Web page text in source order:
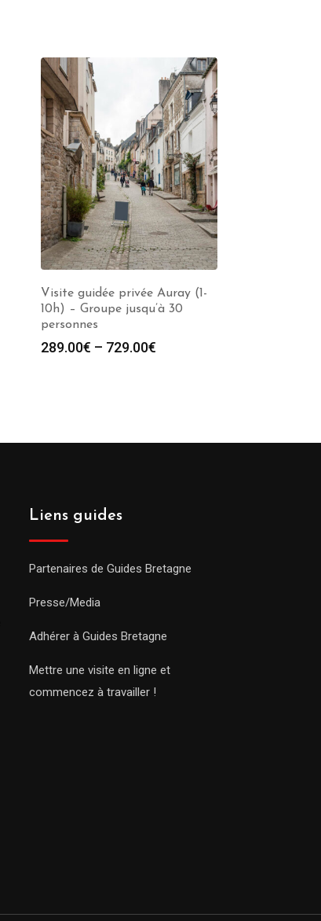
Visite guidée privée Auray (1-
10h) – Groupe jusqu’à 30
personnes
289.00€ – 729.00€
Liens guides
Partenaires de Guides Bretagne
Presse/Media
Adhérer à Guides Bretagne
Mettre une visite en ligne et
commencez à travailler !